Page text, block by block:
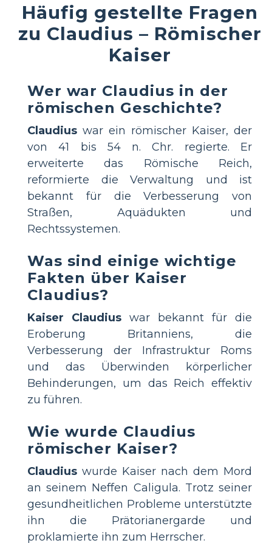
Häufig gestellte Fragen
zu Claudius – Römischer
Kaiser
Wer war Claudius in der
römischen Geschichte?
Claudius war ein römischer Kaiser, der
von 41 bis 54 n. Chr. regierte. Er
erweiterte das Römische Reich,
reformierte die Verwaltung und ist
bekannt für die Verbesserung von
Straßen, Aquädukten und
Rechtssystemen.
Was sind einige wichtige
Fakten über Kaiser
Claudius?
Kaiser Claudius war bekannt für die
Eroberung Britanniens, die
Verbesserung der Infrastruktur Roms
und das Überwinden körperlicher
Behinderungen, um das Reich effektiv
zu führen.
Wie wurde Claudius
römischer Kaiser?
Claudius wurde Kaiser nach dem Mord
an seinem Neffen Caligula. Trotz seiner
gesundheitlichen Probleme unterstützte
ihn die Prätorianergarde und
proklamierte ihn zum Herrscher.